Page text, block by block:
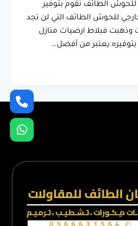
الطائف نقوم بتوفير
للحوش الطائف التي لن تجد
وذهبت فبلاط ارضيات منازل
بتوفيره.يعتبر من أفضل…